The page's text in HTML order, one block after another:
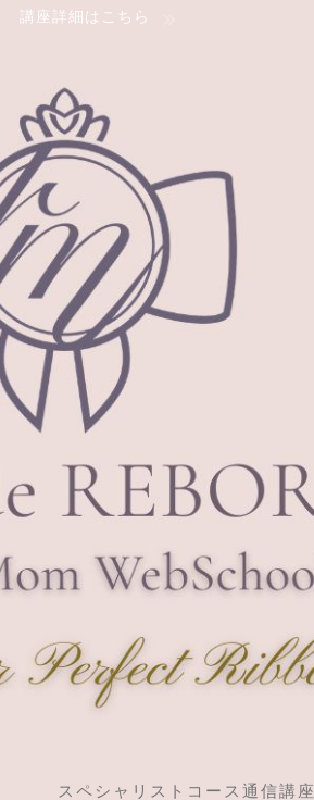
講座詳細はこちら
スペシャリストコース通信講座